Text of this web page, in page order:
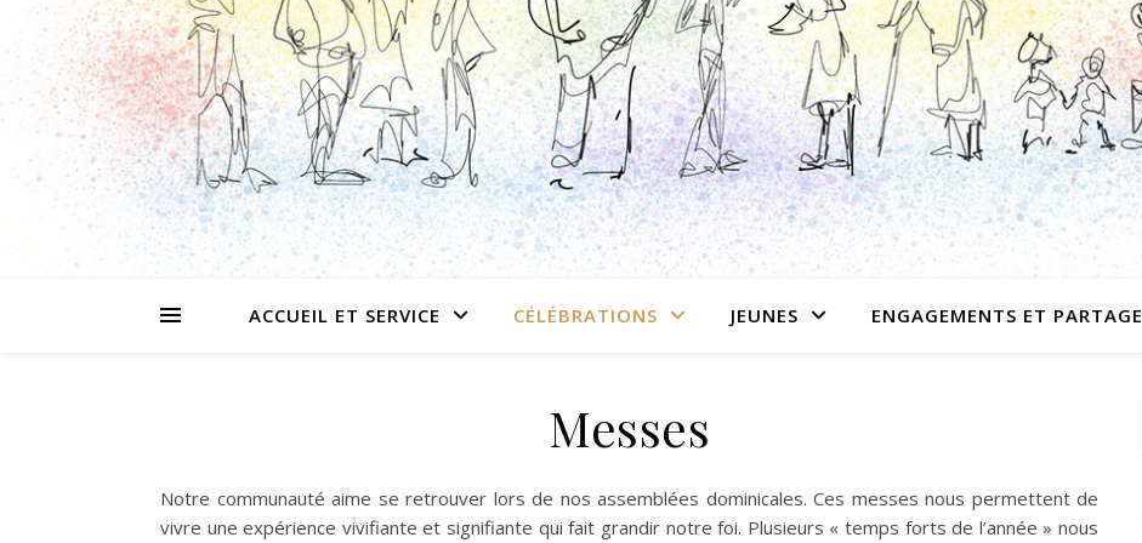
ACCUEIL ET SERVICE CÉLÉBRATIONS JEUNES ENGAGEMENTS ET PARTAGE
Messes
Notre communauté aime se retrouver lors de nos assemblées dominicales. Ces messes nous permettent de
vivre une expérience vivifiante et signifiante qui fait grandir notre foi. Plusieurs « temps forts de l’année » nous